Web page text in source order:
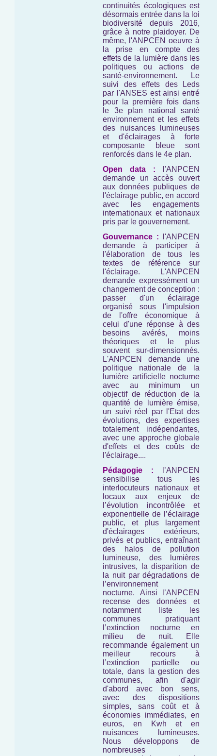
continuités écologiques est
désormais entrée dans la loi
biodiversité depuis 2016,
grâce à notre plaidoyer. De
même, l'ANPCEN oeuvre à
la prise en compte des
effets de la lumière dans les
politiques ou actions de
santé-environnement. Le
suivi des effets des Leds
par l'ANSES est ainsi entré
pour la première fois dans
le 3e plan national santé
environnement et les effets
des nuisances lumineuses
et d'éclairages à forte
composante bleue sont
renforcés dans le 4e plan.
Open data : l'ANPCEN
demande un accès ouvert
aux données publiques de
l'éclairage public, en accord
avec les engagements
internationaux et nationaux
pris par le gouvernement.
Gouvernance :
l'ANPCEN
demande à participer à
l'élaboration de tous les
textes de référence sur
l'éclairage. L'ANPCEN
demande expressément un
changement de conception :
passer d'un éclairage
organisé sous l'impulsion
de l'offre économique à
celui d'une réponse à des
besoins avérés, moins
théoriques et le plus
souvent sur-dimensionnés.
L'ANPCEN demande une
politique nationale de la
lumière artificielle nocturne
avec au minimum un
objectif de réduction de la
quantité de lumière émise,
un suivi réel par l'Etat des
évolutions, des expertises
totalement indépendantes,
avec une approche globale
d'effets et des coûts de
l'éclairage....
Pédagogie :
l’ANPCEN
sensibilise tous les
interlocuteurs nationaux et
locaux aux enjeux de
l’évolution incontrôlée et
exponentielle de l’éclairage
public, et plus largement
d'éclairages extérieurs,
privés et publics, entraînant
des halos de pollution
lumineuse, des lumières
intrusives, la disparition de
la nuit par dégradations de
l’environnement
nocturne. Ainsi l’ANPCEN
recense des données et
notamment liste les
communes pratiquant
l’extinction nocturne en
milieu de nuit. Elle
recommande également un
meilleur recours à
l’extinction partielle ou
totale, dans la gestion des
communes, afin d'agir
d'abord avec bon sens,
avec des dispositions
simples, sans coût et à
économies immédiates, en
euros, en Kwh et en
nuisances lumineuses.
Nous développons de
nombreuses